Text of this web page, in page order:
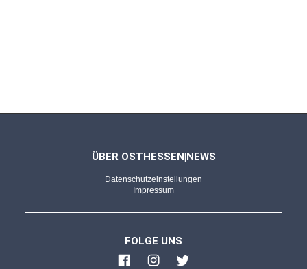
ÜBER OSTHESSEN|NEWS
Datenschutzeinstellungen
Impressum
FOLGE UNS